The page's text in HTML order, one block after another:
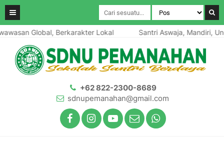
Global, Berkarakter Lokal Santri Aswaja, Mandiri,
+62 822-2300-8689
sdnupemanahan@gmail.com